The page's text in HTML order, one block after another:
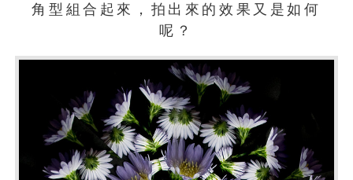
角型組合起來，拍出來的效果又是如何
呢？